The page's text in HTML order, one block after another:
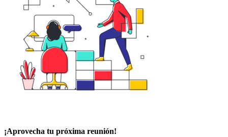
¡Aprovecha tu próxima reunión!